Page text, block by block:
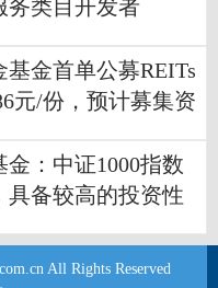
务类目开发者
金首单公募REITs
元/份，预计募集资
：中证1000指数
具备较高的投资性
All Rights Reserved